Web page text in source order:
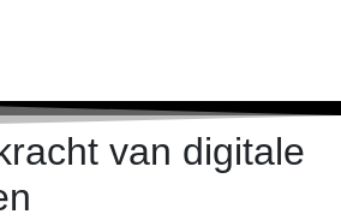
van digitale